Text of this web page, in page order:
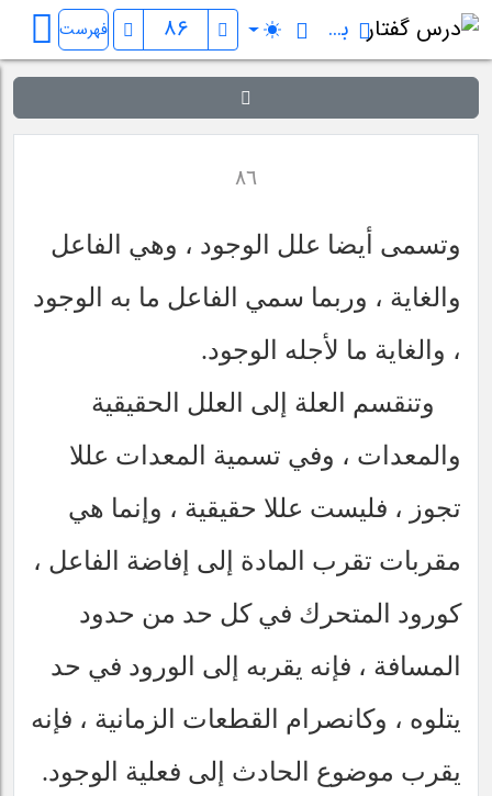
بدایة الحکمة فهرست
٨٦
وتسمى أيضا علل الوجود ، وهي الفاعل
والغاية ، وربما سمي الفاعل ما به الوجود
، والغاية ما لأجله الوجود.
وتنقسم العلة إلى العلل الحقيقية
والمعدات ، وفي تسمية المعدات عللا
تجوز ، فليست عللا حقيقية ، وإنما هي
مقربات تقرب المادة إلى إفاضة الفاعل ،
كورود المتحرك في كل حد من حدود
المسافة ، فإنه يقربه إلى الورود في حد
يتلوه ، وكانصرام القطعات الزمانية ، فإنه
يقرب موضوع الحادث إلى فعلية الوجود.